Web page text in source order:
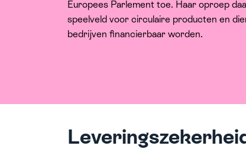
Europees Parlement toe. Haar oproep
speelveld voor circulaire producten en
bedrijven financierbaar worden.